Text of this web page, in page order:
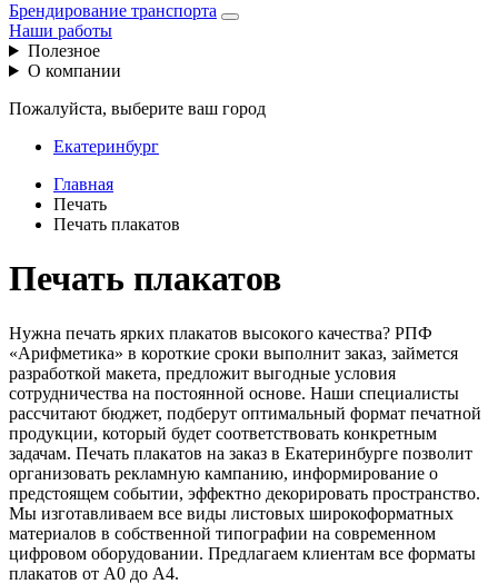
Брендирование транспорта
Наши работы
Полезное
О компании
Пожалуйста, выберите ваш город
Екатеринбург
Главная
Печать
Печать плакатов
Печать плакатов
Нужна печать ярких плакатов высокого качества? РПФ
«Арифметика» в короткие сроки выполнит заказ, займется
разработкой макета, предложит выгодные условия
сотрудничества на постоянной основе. Наши специалисты
рассчитают бюджет, подберут оптимальный формат печатной
продукции, который будет соответствовать конкретным
задачам. Печать плакатов на заказ в Екатеринбурге позволит
организовать рекламную кампанию, информирование о
предстоящем событии, эффектно декорировать пространство.
Мы изготавливаем все виды листовых широкоформатных
материалов в собственной типографии на современном
цифровом оборудовании. Предлагаем клиентам все форматы
плакатов от А0 до А4.